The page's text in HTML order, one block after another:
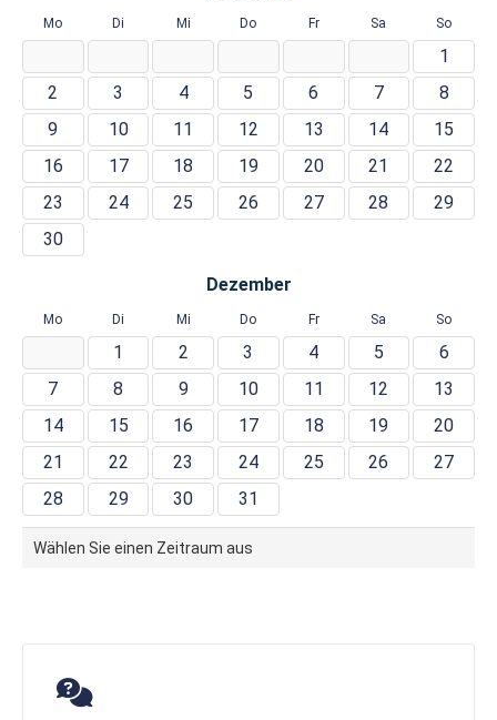
Mo Di Mi Do Fr Sa So
1
2
3 4 5 6 7
8
9
10 11 12 13 14
15
16
17 18 19 20 21
22
23
24 25 26 27 28
29
30
Dezember
Mo Di Mi Do Fr Sa So
1 2 3 4 5
6
7
8 9 10 11 12
13
14
15 16 17 18 19
20
21
22 23 24 25 26
27
28
29 30 31
Wählen Sie einen Zeitraum aus